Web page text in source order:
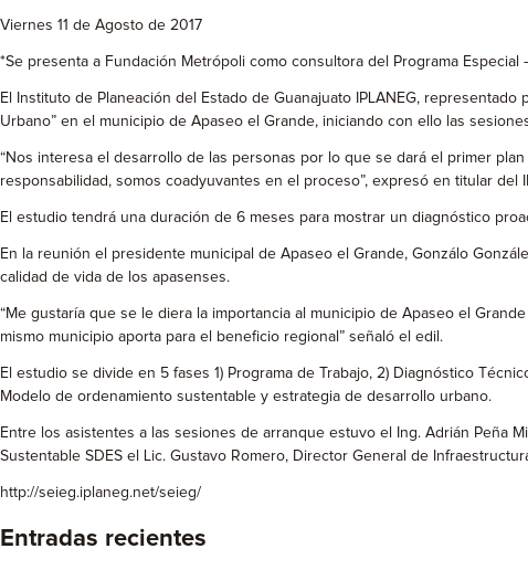
Viernes 11 de Agosto de 2017
*Se presenta a Fundación Metrópoli como consultora del Programa Especial
El Instituto de Planeación del Estado de Guanajuato IPLANEG,
Urbano” en el municipio de Apaseo el Grande, iniciando con ello las
“Nos interesa el desarrollo de las personas por lo que se dará el primer
responsabilidad, somos coadyuvantes en el proceso”, expresó en titular del
El estudio tendrá una duración de 6 meses para mostrar un diagnóstico
En la reunión el presidente municipal de Apaseo el Grande, Gonzálo
calidad de vida de los apasenses.
“Me gustaría que se le diera la importancia al municipio de Apaseo el
mismo municipio aporta para el beneficio regional” señaló el edil.
El estudio se divide en 5 fases 1) Programa de Trabajo, 2) Diagnóstico
Modelo de ordenamiento sustentable y estrategia de desarrollo urbano.
Entre los asistentes a las sesiones de arranque estuvo el Ing. Adrián Peña
Sustentable SDES el Lic. Gustavo Romero, Director General de
http://seieg.iplaneg.net/seieg/
Entradas recientes